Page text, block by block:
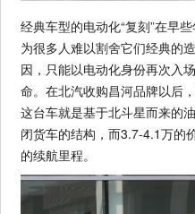
经典车型的电动化“复刻”在早
为很多人难以割舍它们经典的
因，只能以电动化身份再次入
命。在北汽收购昌河品牌以后
这台车就是基于北斗星而来的
闭货车的结构，而3.7-4.1万的
的续航里程。